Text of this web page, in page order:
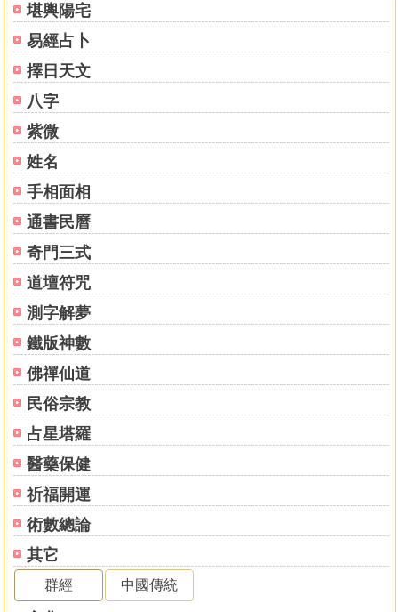
堪輿陽宅
易經占卜
擇日天文
八字
紫微
姓名
手相面相
通書民曆
奇門三式
道壇符咒
測字解夢
鐵版神數
佛禪仙道
民俗宗教
占星塔羅
醫藥保健
祈福開運
術數總論
其它
群經 中國傳統